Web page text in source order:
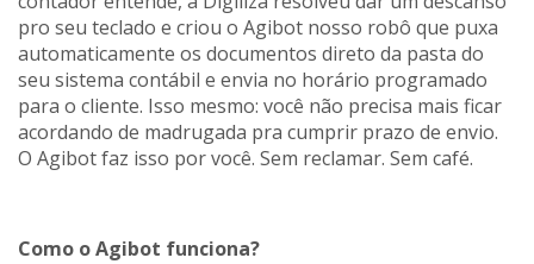
pro seu teclado e criou o Agibot nosso robô que puxa
automaticamente os documentos direto da pasta do
seu sistema contábil e envia no horário programado
para o cliente. Isso mesmo: você não precisa mais ficar
acordando de madrugada pra cumprir prazo de envio.
O Agibot faz isso por você. Sem reclamar. Sem café.
Como o Agibot funciona?